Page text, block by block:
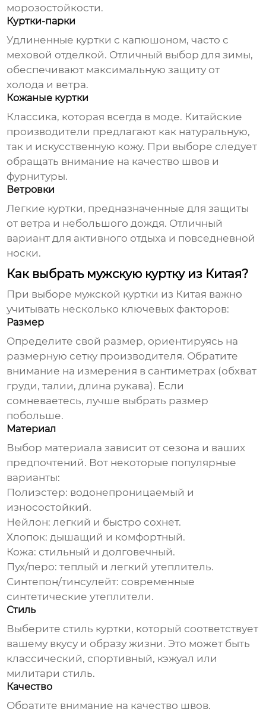
морозостойкости.
Куртки-парки
Удлиненные куртки с капюшоном, часто с
меховой отделкой. Отличный выбор для зимы,
обеспечивают максимальную защиту от
холода и ветра.
Кожаные куртки
Классика, которая всегда в моде. Китайские
производители предлагают как натуральную,
так и искусственную кожу. При выборе следует
обращать внимание на качество швов и
фурнитуры.
Ветровки
Легкие куртки, предназначенные для защиты
от ветра и небольшого дождя. Отличный
вариант для активного отдыха и повседневной
носки.
Как выбрать мужскую куртку из Китая?
При выборе мужской куртки из Китая важно
учитывать несколько ключевых факторов:
Размер
Определите свой размер, ориентируясь на
размерную сетку производителя. Обратите
внимание на измерения в сантиметрах (обхват
груди, талии, длина рукава). Если
сомневаетесь, лучше выбрать размер
побольше.
Материал
Выбор материала зависит от сезона и ваших
предпочтений. Вот некоторые популярные
варианты:
Полиэстер: водонепроницаемый и
износостойкий.
Нейлон: легкий и быстро сохнет.
Хлопок: дышащий и комфортный.
Кожа: стильный и долговечный.
Пух/перо: теплый и легкий утеплитель.
Синтепон/тинсулейт: современные
синтетические утеплители.
Стиль
Выберите стиль куртки, который соответствует
вашему вкусу и образу жизни. Это может быть
классический, спортивный, кэжуал или
милитари стиль.
Качество
Обратите внимание на качество швов,